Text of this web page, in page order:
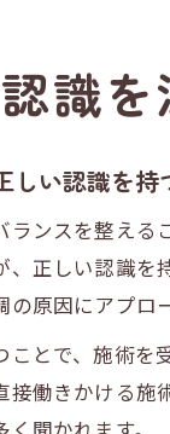
識
しい認識を持
ランスを整える
、正しい認識を
原因にアプロ
ことで、施術を
接働きかける施